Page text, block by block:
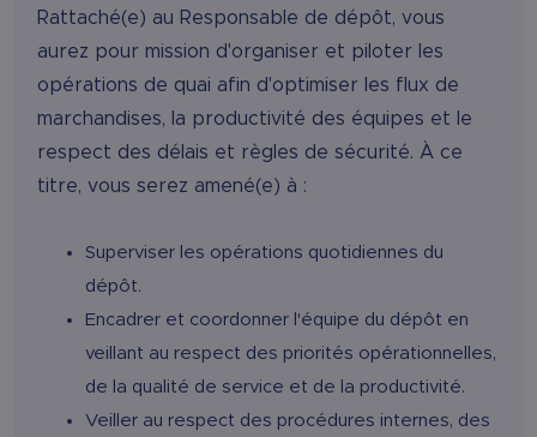
Rattaché(e) au Responsable de dépôt, vous
aurez pour mission d'organiser et piloter les
opérations de quai afin d'optimiser les flux de
marchandises, la productivité des équipes et le
respect des délais et règles de sécurité. À ce
titre, vous serez amené(e) à :
Superviser les opérations quotidiennes du
dépôt.
Encadrer et coordonner l'équipe du dépôt en
veillant au respect des priorités opérationnelles,
de la qualité de service et de la productivité.
Veiller au respect des procédures internes, des